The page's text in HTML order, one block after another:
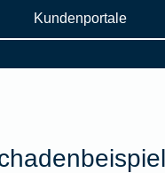
Kundenportale